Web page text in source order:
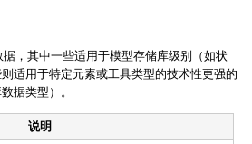
，其中一些适用于模型存储库级别（如状
适用于特定元素或工具类型的技术性更强的
据类型）。
说明